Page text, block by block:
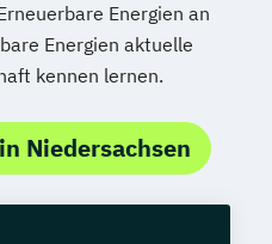
Energien an
Energien aktuelle
kennen lernen.
Niedersachsen